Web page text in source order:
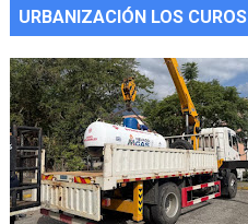
URBANIZACIÓN LOS CUROS